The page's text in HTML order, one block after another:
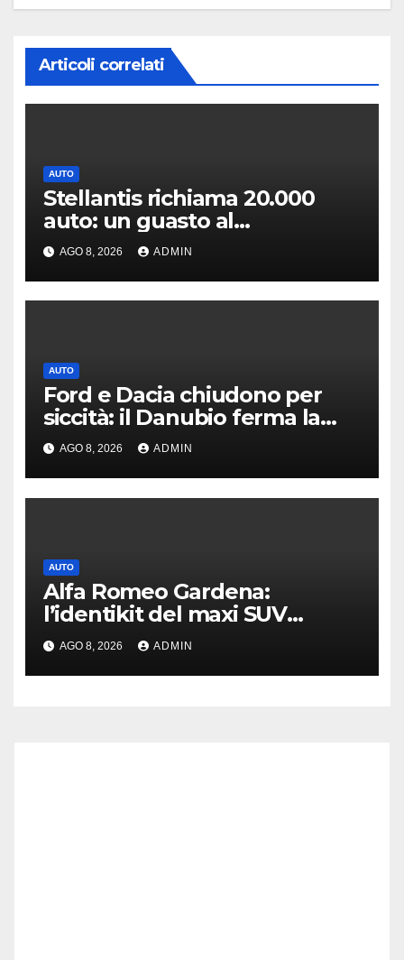
Articoli correlati
AUTO
Stellantis richiama 20.000
auto: un guasto al
servosterzo potrebbe
provocare un incendio
AGO 8, 2026 ADMIN
AUTO
Ford e Dacia chiudono per
siccità: il Danubio ferma la
produzione auto
AGO 8, 2026 ADMIN
AUTO
Alfa Romeo Gardena:
l’identikit del maxi SUV
immaginato per Usa e Cina
AGO 8, 2026 ADMIN